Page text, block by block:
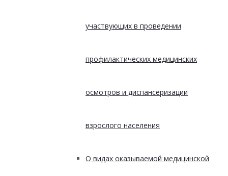
участвующих в проведении
профилактических медицинских
осмотров и диспансеризации
взрослого населения
О видах оказываемой медицинской